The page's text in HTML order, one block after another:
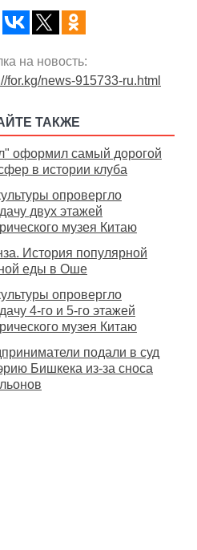
на новость:
for.kg/news-915733-ru.html
ТАКЖЕ
оформил самый дорогой
в истории клуба
опровергло
двух этажей
музея Китаю
История популярной
еды в Оше
опровергло
4-го и 5-го этажей
музея Китаю
подали в суд
Бишкека из-за сноса